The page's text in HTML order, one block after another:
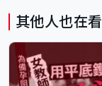
其他人也在看